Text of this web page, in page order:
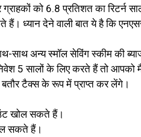
को 6.8 प्रतिशत का रिटर्न
ध्यान देने वाली बात ये है कि
अन्य स्मॉल सेविंग स्कीम की
5 सालों के लिए करते हैं तो आपको
टैक्स के रूप में प्राप्त कर लेंगे।
खोल सकते हैं।
सकते हैं।